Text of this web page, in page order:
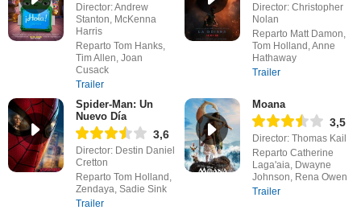
Director: Andrew
Stanton, McKenna
Harris
Reparto Tom Hanks,
Tim Allen, Joan
Cusack
Trailer
Director: Christopher
Nolan
Reparto Matt Damon,
Tom Holland, Anne
Hathaway
Trailer
Spider-Man: Un
Nuevo Día
3,6
Director: Destin Daniel
Cretton
Reparto Tom Holland,
Zendaya, Sadie Sink
Trailer
Moana
3,5
Director: Thomas Kail
Reparto Catherine
Laga'aia, Dwayne
Johnson, Rena Owen
Trailer